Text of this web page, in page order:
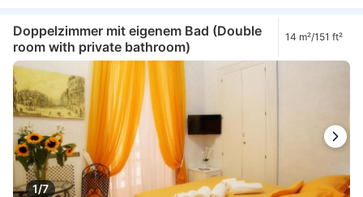
Doppelzimmer mit eigenem Bad (Double
room with private bathroom)
14 m²/151 ft²
1/7